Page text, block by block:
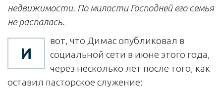
недвижимости. По милости Господней его семья
не распалась.
И
вот, что Димас опубликовал в
социальной сети в июне этого года,
через несколько лет после того, как
оставил пасторское служение: